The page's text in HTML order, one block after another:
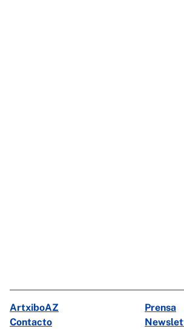
ArtxiboAZ
Prensa
Contacto